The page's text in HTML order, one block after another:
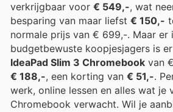
verkrijgbaar voor € 549,-, wat
besparing van maar liefst € 150,-
normale prijs van € 699,-. Maar er
budgetbewuste koopjesjagers is
IdeaPad Slim 3 Chromebook van
€ 188,-, een korting van € 51,-.
werk, online lessen en alles wat je
Chromebook verwacht. Wil je